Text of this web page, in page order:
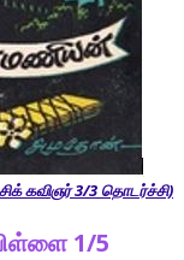
கவிஞர் 3/3 தொடர்ச்சி)
1/5